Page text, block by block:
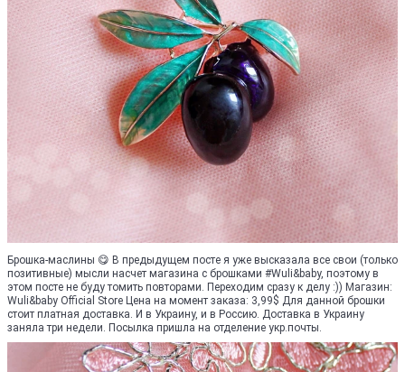
Брошка-маслины 😋 В предыдущем посте я уже высказала все свои (только
позитивные) мысли насчет магазина с брошками #Wuli&baby, поэтому в
этом посте не буду томить повторами. Переходим сразу к делу :)) Магазин:
Wuli&baby Official Store Цена на момент заказа: 3,99$ Для данной брошки
стоит платная доставка. И в Украину, и в Россию. Доставка в Украину
заняла три недели. Посылка пришла на отделение укр.почты.